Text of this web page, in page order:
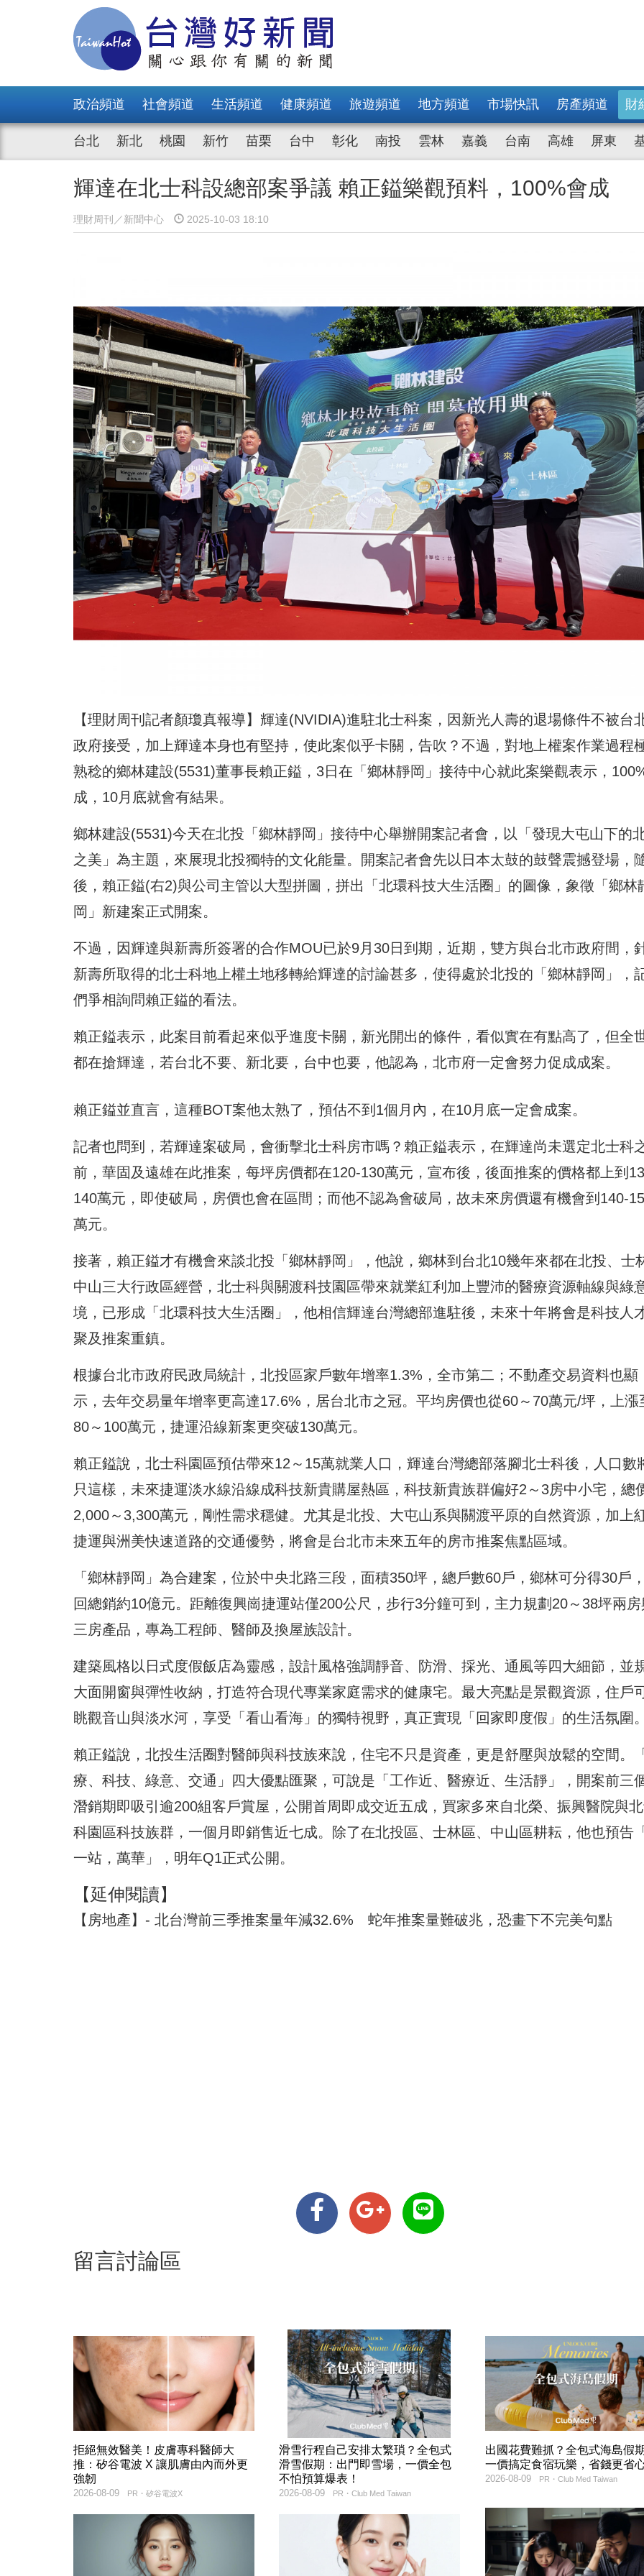
政治頻道 社會頻道 生活頻道 健康頻道 旅遊頻道 地方頻道 市場快訊 房產頻道 財
台北 新北 桃園 新竹 苗栗 台中 彰化 南投 雲林 嘉義 台南 高雄 屏東
輝達在北士科設總部案爭議 賴正鎰樂觀預料，100%會成
理財周刊／新聞中心 2025-10-03 18:10
【理財周刊記者顏瓊真報導】輝達(NVIDIA)進駐北士科案，因新光人壽的退場條件不被台
政府接受，加上輝達本身也有堅持，使此案似乎卡關，告吹？不過，對地上權案作業過程
熟稔的鄉林建設(5531)董事長賴正鎰，3日在「鄉林靜岡」接待中心就此案樂觀表示，
成，10月底就會有結果。
鄉林建設(5531)今天在北投「鄉林靜岡」接待中心舉辦開案記者會，以「發現大屯山下的
之美」為主題，來展現北投獨特的文化能量。開案記者會先以日本太鼓的鼓聲震撼登場，
後，賴正鎰(右2)與公司主管以大型拼圖，拼出「北環科技大生活圈」的圖像，象徵「鄉林
岡」新建案正式開案。
不過，因輝達與新壽所簽署的合作MOU已於9月30日到期，近期，雙方與台北市政府間，
新壽所取得的北士科地上權土地移轉給輝達的討論甚多，使得處於北投的「鄉林靜岡」，
們爭相詢問賴正鎰的看法。
賴正鎰表示，此案目前看起來似乎進度卡關，新光開出的條件，看似實在有點高了，但全
都在搶輝達，若台北不要、新北要，台中也要，他認為，北市府一定會努力促成成案。
賴正鎰並直言，這種BOT案他太熟了，預估不到1個月內，在10月底一定會成案。
記者也問到，若輝達案破局，會衝擊北士科房市嗎？賴正鎰表示，在輝達尚未選定北士科
前，華固及遠雄在此推案，每坪房價都在120-130萬元，宣布後，後面推案的價格都上到
140萬元，即使破局，房價也會在區間；而他不認為會破局，故未來房價還有機會到140-
萬元。
接著，賴正鎰才有機會來談北投「鄉林靜岡」，他說，鄉林到台北10幾年來都在北投、士
中山三大行政區經營，北士科與關渡科技園區帶來就業紅利加上豐沛的醫療資源軸線與綠
境，已形成「北環科技大生活圈」，他相信輝達台灣總部進駐後，未來十年將會是科技人
聚及推案重鎮。
根據台北市政府民政局統計，北投區家戶數年增率1.3%，全市第二；不動產交易資料也顯
示，去年交易量年增率更高達17.6%，居台北市之冠。平均房價也從60～70萬元/坪，上漲
80～100萬元，捷運沿線新案更突破130萬元。
賴正鎰說，北士科園區預估帶來12～15萬就業人口，輝達台灣總部落腳北士科後，人口數
只這樣，未來捷運淡水線沿線成科技新貴購屋熱區，科技新貴族群偏好2～3房中小宅，總
2,000～3,300萬元，剛性需求穩健。尤其是北投、大屯山系與關渡平原的自然資源，加上
捷運與洲美快速道路的交通優勢，將會是台北市未來五年的房市推案焦點區域。
「鄉林靜岡」為合建案，位於中央北路三段，面積350坪，總戶數60戶，鄉林可分得30戶
回總銷約10億元。距離復興崗捷運站僅200公尺，步行3分鐘可到，主力規劃20～38坪兩
三房產品，專為工程師、醫師及換屋族設計。
建築風格以日式度假飯店為靈感，設計風格強調靜音、防滑、採光、通風等四大細節，並
大面開窗與彈性收納，打造符合現代專業家庭需求的健康宅。最大亮點是景觀資源，住戶
眺觀音山與淡水河，享受「看山看海」的獨特視野，真正實現「回家即度假」的生活氛圍。
賴正鎰說，北投生活圈對醫師與科技族來說，住宅不只是資產，更是舒壓與放鬆的空間。
療、科技、綠意、交通」四大優點匯聚，可說是「工作近、醫療近、生活靜」，開案前三
潛銷期即吸引逾200組客戶賞屋，公開首周即成交近五成，買家多來自北榮、振興醫院與
科園區科技族群，一個月即銷售近七成。除了在北投區、士林區、中山區耕耘，他也預告
一站，萬華」，明年Q1正式公開。
【延伸閱讀】
【房地產】- 北台灣前三季推案量年減32.6% 蛇年推案量難破兆，恐畫下不完美句點
留言討論區
拒絕無效醫美！皮膚專科醫師大
推：矽谷電波 X 讓肌膚由內而外更
強韌
PR・矽谷電波X
2026-08-09
滑雪行程自己安排太繁瑣？全包式
滑雪假期：出門即雪場，一價全包
不怕預算爆表！
PR・Club Med Taiwan
2026-08-09
出國花費難抓？全包式海島假期
一價搞定食宿玩樂，省錢更省心
PR・Club Med Taiwan
2026-08-09